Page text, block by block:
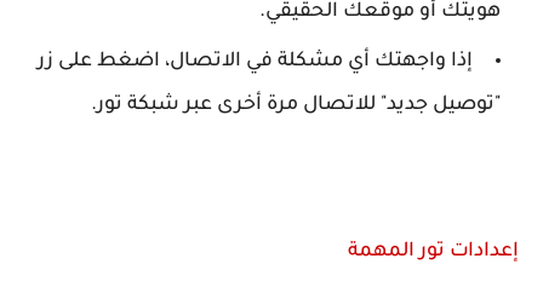
هويتك أو موقعك الحقيقي.
إذا واجهتك أي مشكلة في الاتصال، اضغط على زر
"توصيل جديد" للاتصال مرة أخرى عبر شبكة تور.
إعدادات تور المهمة